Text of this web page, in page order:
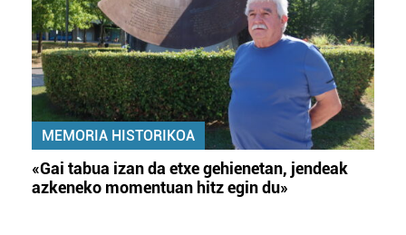
MEMORIA HISTORIKOA
«Gai tabua izan da etxe gehienetan, jendeak
azkeneko momentuan hitz egin du»